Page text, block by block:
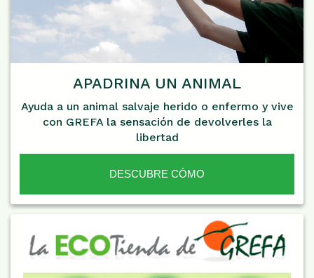
APADRINA UN ANIMAL
Ayuda a un animal salvaje herido o enfermo y vive
con GREFA la sensación de devolverles la
libertad
DESCUBRE CÓMO